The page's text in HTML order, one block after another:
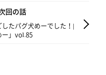
回の話
たパグ犬めーでした！|
ー」vol.85